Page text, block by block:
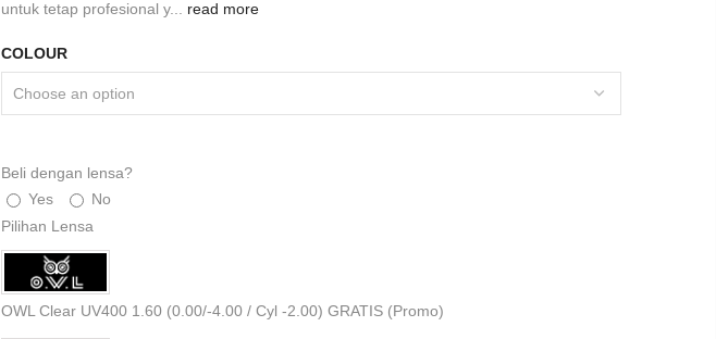
untuk tetap profesional y...
read more
COLOUR
Beli dengan lensa?
Yes
No
Pilihan Lensa
OWL Clear UV400 1.60 (0.00/-4.00 / Cyl -2.00) GRATIS (Promo)